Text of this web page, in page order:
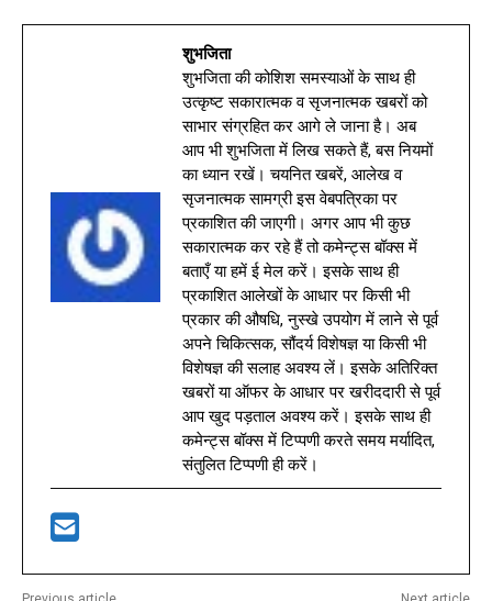
शुभजिता
शुभजिता की कोशिश समस्याओं के साथ ही
उत्कृष्ट सकारात्मक व सृजनात्मक खबरों को
साभार संग्रहित कर आगे ले जाना है। अब
आप भी शुभजिता में लिख सकते हैं, बस नियमों
का ध्यान रखें। चयनित खबरें, आलेख व
सृजनात्मक सामग्री इस वेबपत्रिका पर
प्रकाशित की जाएगी। अगर आप भी कुछ
सकारात्मक कर रहे हैं तो कमेन्ट्स बॉक्स में
बताएँ या हमें ई मेल करें। इसके साथ ही
प्रकाशित आलेखों के आधार पर किसी भी
प्रकार की औषधि, नुस्खे उपयोग में लाने से पूर्व
अपने चिकित्सक, सौंदर्य विशेषज्ञ या किसी भी
विशेषज्ञ की सलाह अवश्य लें। इसके अतिरिक्त
खबरों या ऑफर के आधार पर खरीददारी से पूर्व
आप खुद पड़ताल अवश्य करें। इसके साथ ही
कमेन्ट्स बॉक्स में टिप्पणी करते समय मर्यादित,
संतुलित टिप्पणी ही करें।